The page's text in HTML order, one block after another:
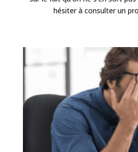
hésiter à consulter un